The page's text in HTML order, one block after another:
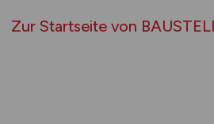
Zur Startseite von